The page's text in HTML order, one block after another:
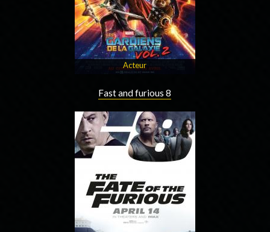
Acteur
Fast and furious 8